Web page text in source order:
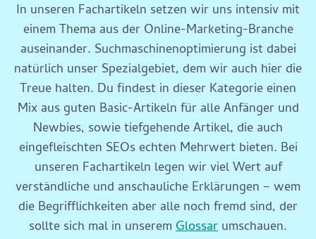
In unseren Fachartikeln setzen wir uns intensiv mit
einem Thema aus der Online-Marketing-Branche
auseinander. Suchmaschinenoptimierung ist dabei
natürlich unser Spezialgebiet, dem wir auch hier die
Treue halten. Du findest in dieser Kategorie einen
Mix aus guten Basic-Artikeln für alle Anfänger und
Newbies, sowie tiefgehende Artikel, die auch
eingefleischten SEOs echten Mehrwert bieten. Bei
unseren Fachartikeln legen wir viel Wert auf
verständliche und anschauliche Erklärungen – wem
die Begrifflichkeiten aber alle noch fremd sind, der
sollte sich mal in unserem Glossar umschauen.